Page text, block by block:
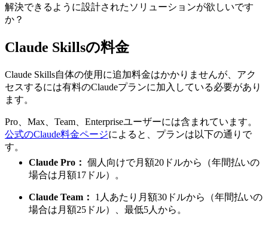
解決できるように設計されたソリューションが欲しいです
か？
Claude Skillsの料金
Claude Skills自体の使用に追加料金はかかりませんが、アク
セスするには有料のClaudeプランに加入している必要があり
ます。
Pro、Max、Team、Enterpriseユーザーには含まれています。
公式のClaude料金ページによると、プランは以下の通りで
す。
Claude Pro： 個人向けで月額20ドルから（年間払いの
場合は月額17ドル）。
Claude Team：
1人あたり月額30ドルから（年間払いの
場合は月額25ドル）、最低5人から。